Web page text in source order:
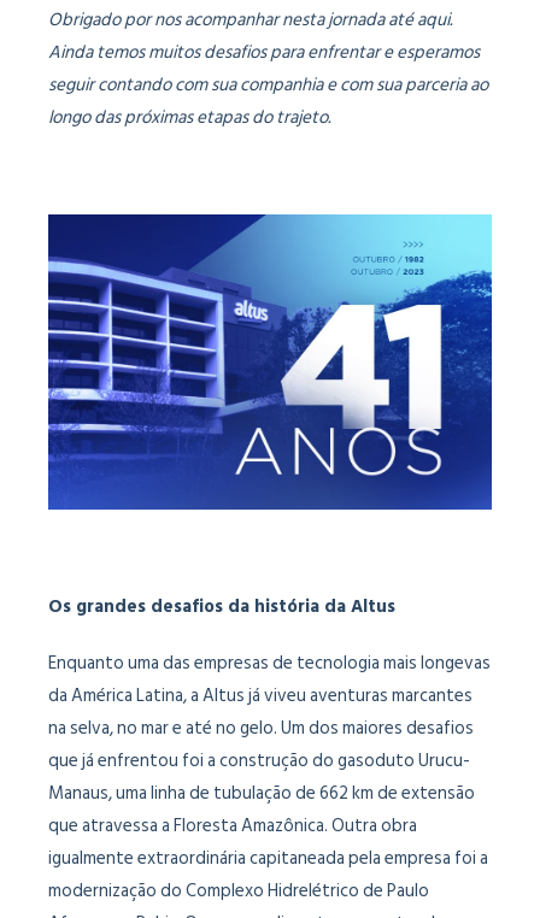
Obrigado por nos acompanhar nesta jornada até aqui.
Ainda temos muitos desafios para enfrentar e esperamos
seguir contando com sua companhia e com sua parceria ao
longo das próximas etapas do trajeto.
Os grandes desafios da história da Altus
Enquanto uma das empresas de tecnologia mais longevas
da América Latina, a Altus já viveu aventuras marcantes
na selva, no mar e até no gelo. Um dos maiores desafios
que já enfrentou foi a construção do gasoduto Urucu-
Manaus, uma linha de tubulação de 662 km de extensão
que atravessa a Floresta Amazônica. Outra obra
igualmente extraordinária capitaneada pela empresa foi a
modernização do Complexo Hidrelétrico de Paulo